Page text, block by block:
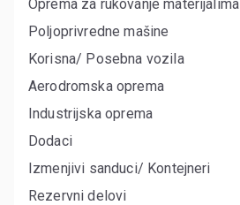
Oprema za rukovanje materijalima
Poljoprivredne mašine
Korisna/ Posebna vozila
Aerodromska oprema
Industrijska oprema
Dodaci
Izmenjivi sanduci/ Kontejneri
Rezervni delovi